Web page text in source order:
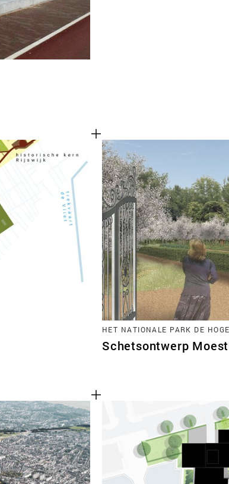
HET NATIONALE PARK DE
Schetsontwerp